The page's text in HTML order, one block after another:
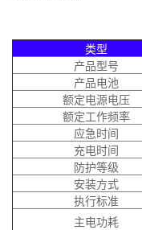
类型
产品型号
产品电池
额定电源电压
额定工作频率
应急时间
充电时间
防护等级
安装方式
执行标准
主电功耗